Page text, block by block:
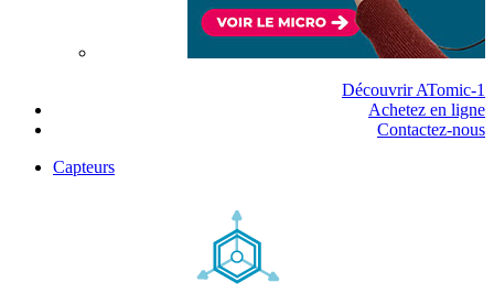
Découvrir ATomic-1
Achetez en ligne
Contactez-nous
Capteurs